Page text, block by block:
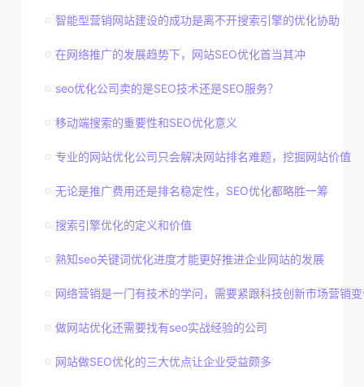
智能型营销网站建设的成功是离不开搜索引擎的优化协助
在网络推广的发展趋势下，网站SEO优化首当其冲
seo优化公司卖的是SEO技术还是SEO服务？
移动端搜索的重要性和SEO优化意义
专业的网站优化公司只会解决网站排名难题，挖掘网站价值
无论是推广费用还是排名稳定性，SEO优化都略胜一筹
搜索引擎优化的定义和价值
熟知seo关键词优化进度才能更好推进企业网站的发展
网络营销是一门有技术的学问，需要紧跟科技创新市场营销
做网站优化还需要找有seo实战经验的公司
网站做SEO优化的三大优点让企业受益颇多